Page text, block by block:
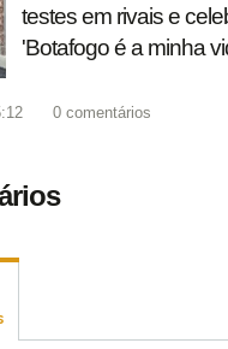
testes em rivais e
'Botafogo é a minha
0 comentários